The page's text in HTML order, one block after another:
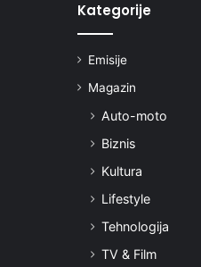
Kategorije
Emisije
Magazin
Auto-moto
Biznis
Kultura
Lifestyle
Tehnologija
TV & Film